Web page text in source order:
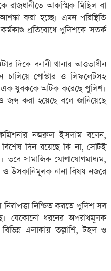
রাজধানীতে আকস্মিক মিছিল বা
করা হচ্ছে। এমন পরিস্থিতি
প্রতিরোধে পুলিশকে সতর্ক
দিকে বনানী থানার আওতাধীন
চালিয়ে পোস্টার ও লিফলেটসহ
যুবককে আটক করেছে পুলিশ।
জব্দ করা হয়েছে বলে জানিয়েছে
কমিশনার নজরুল ইসলাম বলেন,
দিন রয়েছে কি না, সেটিই
তবে সামাজিক যোগাযোগমাধ্যম,
ও উসকানিমূলক নানা বিষয় নজরে
নিশ্চিত করতে পুলিশ সব
যেকোনো ধরনের অপরাধমূলক
এলাকায় তল্লাশি, টহল ও